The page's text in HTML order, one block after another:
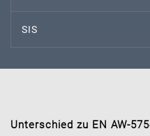
SIS
Unterschied zu EN AW-